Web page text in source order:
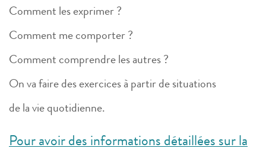
Comment les exprimer ?
Comment me comporter ?
Comment comprendre les autres ?
On va faire des exercices à partir de situations
de la vie quotidienne.
Pour avoir des informations détaillées sur la